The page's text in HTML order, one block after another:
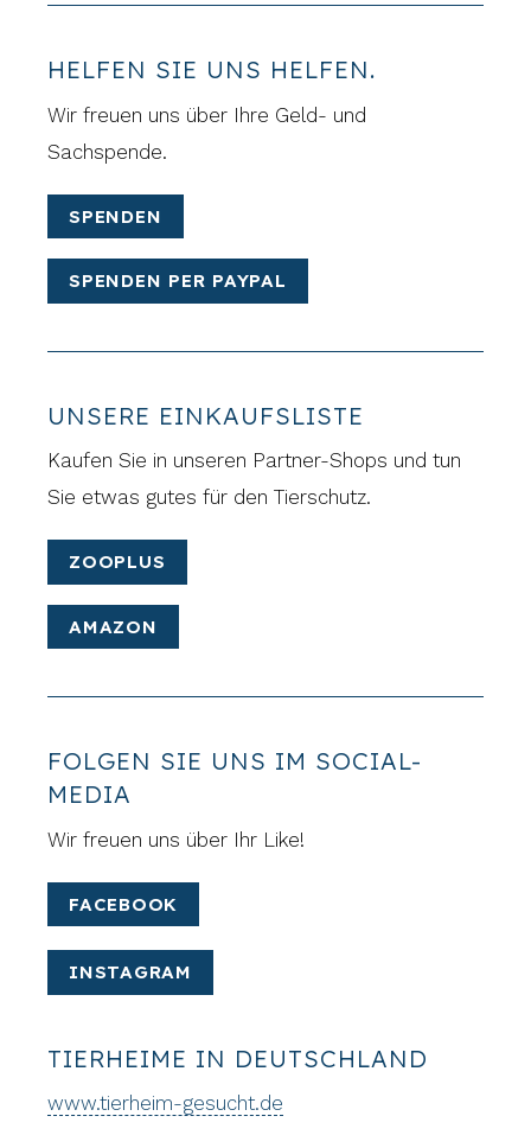
HELFEN SIE UNS HELFEN.
Wir freuen uns über Ihre Geld- und
Sachspende.
SPENDEN
SPENDEN PER PAYPAL
UNSERE EINKAUFSLISTE
Kaufen Sie in unseren Partner-Shops und tun
Sie etwas gutes für den Tierschutz.
ZOOPLUS
AMAZON
FOLGEN SIE UNS IM SOCIAL-
MEDIA
Wir freuen uns über Ihr Like!
FACEBOOK
INSTAGRAM
TIERHEIME IN DEUTSCHLAND
www.tierheim-gesucht.de